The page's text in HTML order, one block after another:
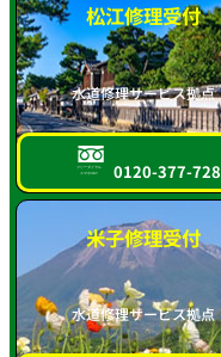
松江修理受付
水道修理サービス拠点
フリーダイヤル
スマホOK!! 0120-377-728
米子修理受付
水道修理サービス拠点